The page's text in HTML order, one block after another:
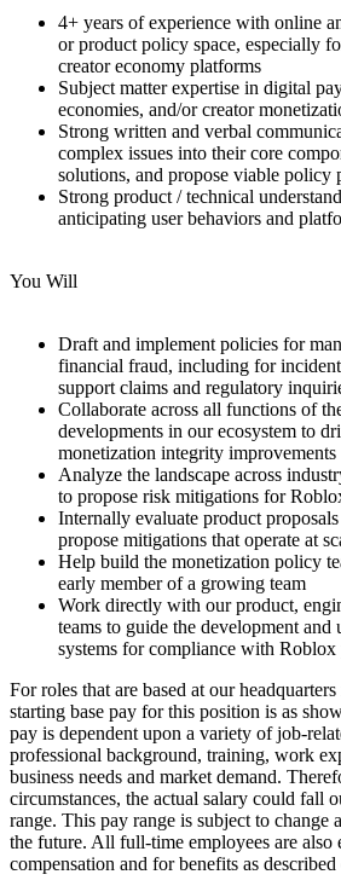
4+ years of experience with online
or product policy space, especially
creator economy platforms
Subject matter expertise in digital
economies, and/or creator
Strong written and verbal
complex issues into their core
solutions, and propose viable policy
Strong product / technical
anticipating user behaviors and
You Will
Draft and implement policies for
financial fraud, including for
support claims and regulatory
Collaborate across all functions of
developments in our ecosystem to
monetization integrity improvements
Analyze the landscape across
to propose risk mitigations for
Internally evaluate product
propose mitigations that operate at
Help build the monetization policy
early member of a growing team
Work directly with our product,
teams to guide the development and
systems for compliance with Roblox
For roles that are based at our
starting base pay for this position is as
pay is dependent upon a variety of job-
professional background, training, work
business needs and market demand.
circumstances, the actual salary could fall
range. This pay range is subject to change
the future. All full-time employees are
compensation and for benefits as described